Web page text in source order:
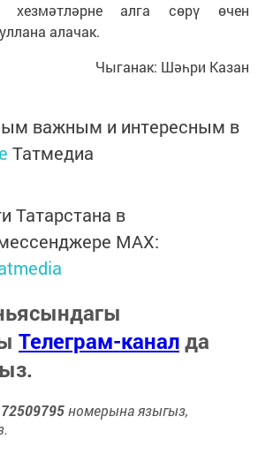
хезмәтләрне алга сөрү өчен
алачак.
Чыганак: Шәһри Казан
важным и интересным в
Татмедиа
Татарстана в
MАХ:
Телеграм-каналда
номерына языгыз,